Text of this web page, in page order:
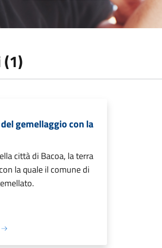
gemellaggio con la
città di Bacoa, la terra
la quale il comune di